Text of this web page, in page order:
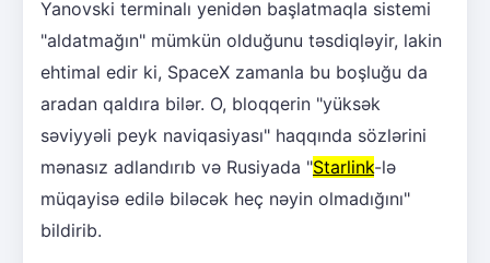
Yanovski terminalı yenidən başlatmaqla sistemi
"aldatmağın" mümkün olduğunu təsdiqləyir, lakin
ehtimal edir ki, SpaceX zamanla bu boşluğu da
aradan qaldıra bilər. O, bloqqerin "yüksək
səviyyəli peyk naviqasiyası" haqqında sözlərini
mənasız adlandırıb və Rusiyada "Starlink-lə
müqayisə edilə biləcək heç nəyin olmadığını"
bildirib.